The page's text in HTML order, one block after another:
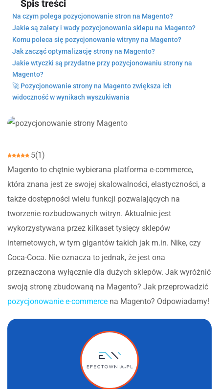
5(1)
Magento to chętnie wybierana platforma e-commerce,
która znana jest ze swojej skalowalności, elastyczności, a
także dostępności wielu funkcji pozwalających na
tworzenie rozbudowanych witryn. Aktualnie jest
wykorzystywana przez kilkaset tysięcy sklepów
internetowych, w tym gigantów takich jak m.in. Nike, czy
Coca-Coca. Nie oznacza to jednak, że jest ona
przeznaczona wyłącznie dla dużych sklepów. Jak wyróżnić
swoją stronę zbudowaną na Magento? Jak przeprowadzić
pozycjonowanie e-commerce na Magento? Odpowiadamy!
Spis treści
Na czym polega pozycjonowanie stron na Magento?
Jakie są zalety i wady pozycjonowania sklepu na Magento?
Komu poleca się pozycjonowanie witryny na Magento?
Jak zacząć optymalizację strony na Magento?
Jakie wtyczki są przydatne przy pozycjonowaniu strony na
Magento?
🚀 Pozycjonowanie strony na Magento zwiększa ich
widoczność w wynikach wyszukiwania